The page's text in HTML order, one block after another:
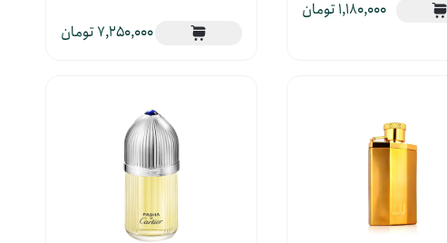
1,180,000
7,250,000